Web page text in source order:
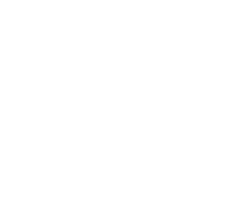
снаряжение,